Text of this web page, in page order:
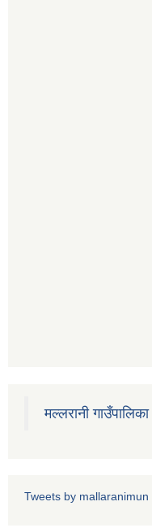
मल्लरानी
Tweets by mallaranimun